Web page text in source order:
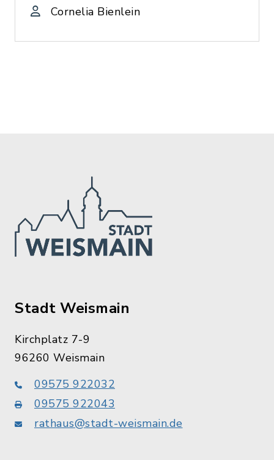
Cornelia Bienlein
Stadt Weismain
Kirchplatz 7-9
96260 Weismain
09575 922032
09575 922043
rathaus@stadt-weismain.de